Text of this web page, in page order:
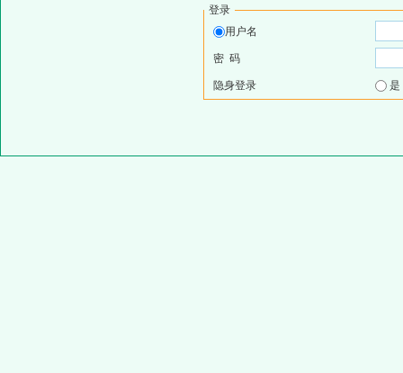
登录
用户名
密 码
隐身登录